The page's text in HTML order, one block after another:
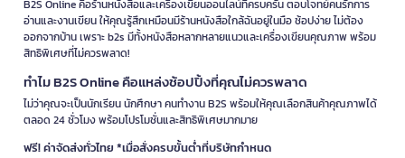
B2S Online คือร้านหนังสือและเครื่องเขียนออนไลน์ที่ครบครัน ตอบโจทย์คนรักการ
อ่านและงานเขียน ให้คุณรู้สึกเหมือนมีร้านหนังสือใกล้ฉันอยู่ในมือ ช้อปง่าย ไม่ต้อง
ออกจากบ้าน เพราะ b2s มีทั้งหนังสือหลากหลายแนวและเครื่องเขียนคุณภาพ พร้อม
สิทธิพิเศษที่ไม่ควรพลาด!
ทำไม B2S Online คือแหล่งช้อปปิ้งที่คุณไม่ควรพลาด
ไม่ว่าคุณจะเป็นนักเรียน นักศึกษา คนทำงาน B2S พร้อมให้คุณเลือกสินค้าคุณภาพได้
ตลอด 24 ชั่วโมง พร้อมโปรโมชั่นและสิทธิพิเศษมากมาย
ฟรี! ค่าจัดส่งทั่วไทย *เมื่อสั่งครบขั้นต่ำที่บริษัทกำหนด